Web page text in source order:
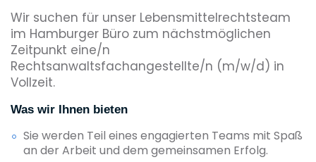
Wir suchen für unser Lebensmittelrechtsteam
im Hamburger Büro zum nächstmöglichen
Zeitpunkt eine/n
Rechtsanwaltsfachangestellte/n (m/w/d) in
Vollzeit.
Was wir Ihnen bieten
Sie werden Teil eines engagierten Teams mit Spaß
an der Arbeit und dem gemeinsamen Erfolg.